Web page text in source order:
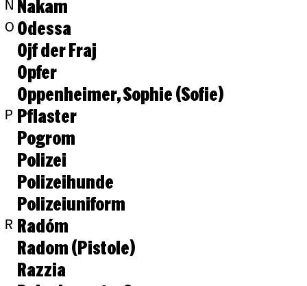
N Nakam
O Odessa
Ojf der Fraj
Opfer
Oppenheimer, Sophie (Sofie)
P Pflaster
Pogrom
Polizei
Polizeihunde
Polizeiuniform
R Radóm
Radom (Pistole)
Razzia